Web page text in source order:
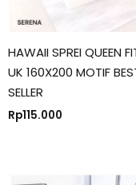
HAWAII SPREI QUEEN
UK 160X200 MOTIF
SELLER
Rp115.000